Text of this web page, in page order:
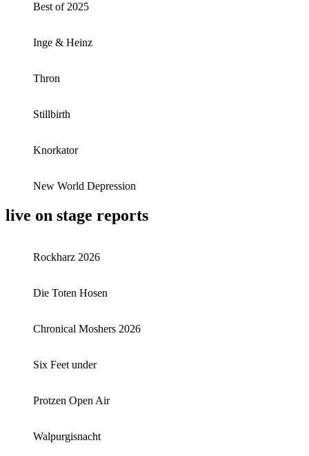
Best of 2025
Inge & Heinz
Thron
Stillbirth
Knorkator
New World Depression
live on stage reports
Rockharz 2026
Die Toten Hosen
Chronical Moshers 2026
Six Feet under
Protzen Open Air
Walpurgisnacht